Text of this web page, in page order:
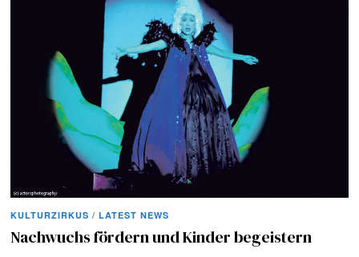
KULTURZIRKUS / LATEST NEWS
Nachwuchs fördern und Kinder begeistern